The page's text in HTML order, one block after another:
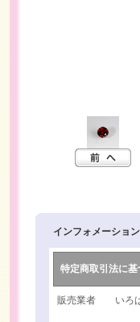
インフォメーション
特定商取引法に基
販売業者 いろ